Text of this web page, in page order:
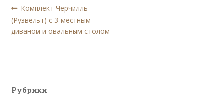
Навигация
по
Предыдущая
запись:
Комплект Черчилль
(Рузвельт) с 3-местным
диваном и овальным столом
Рубрики